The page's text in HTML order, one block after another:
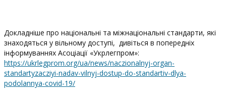
Докладніше про національні та міжнаціональні стандарти, які
знаходяться у вільному доступі, дивіться в попередніх
інформуваннях Асоціації «Укрлегпром»:
https://ukrlegprom.org/ua/news/naczionalnyj-organ-
standartyzacziyi-nadav-vilnyj-dostup-do-standartiv-dlya-
podolannya-covid-19/